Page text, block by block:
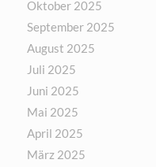
Oktober 2025
September 2025
August 2025
Juli 2025
Juni 2025
Mai 2025
April 2025
März 2025